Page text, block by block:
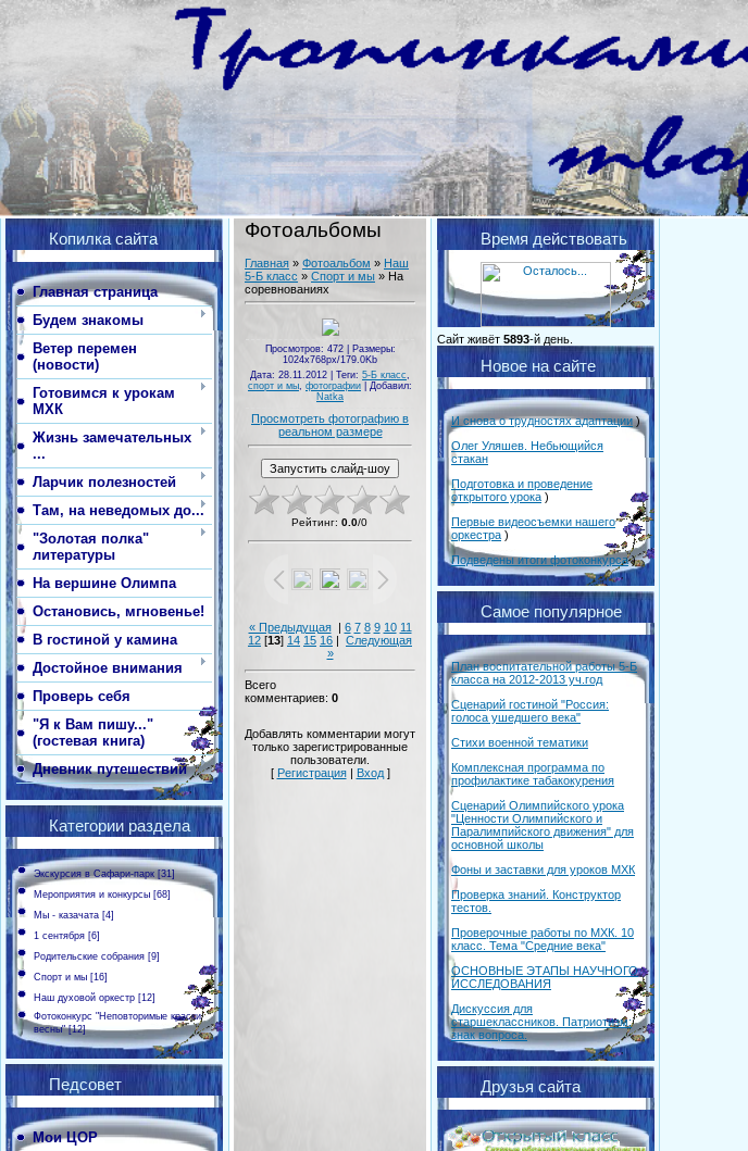
Копилка сайта
Главная страница
Будем знакомы
Ветер перемен
(новости)
Готовимся к урокам
МХК
Жизнь замечательных
...
Ларчик полезностей
Там, на неведомых до...
"Золотая полка"
литературы
На вершине Олимпа
Остановись, мгновенье!
В гостиной у камина
Достойное внимания
Проверь себя
"Я к Вам пишу..."
(гостевая книга)
Дневник путешествий
Категории раздела
Экскурсия в Сафари-парк [31]
Мероприятия и конкурсы [68]
Мы - казачата [4]
1 сентября [6]
Родительские собрания [9]
Спорт и мы [16]
Наш духовой оркестр [12]
Фотоконкурс "Неповторимые краски
весны" [12]
Педсовет
Мои ЦОР
Фотоальбомы
Главная » Фотоальбом » Наш
5-Б класс » Спорт и мы » На
соревнованиях
Просмотров: 472 | Размеры:
1024x768px/179.0Kb
Дата: 28.11.2012 | Теги: 5-Б класс,
спорт и мы, фотографии Добавил:
Natka
Просмотреть фотографию в
реальном размере
Рейтинг: 0.0/0
« Предыдущая| 6 7 8 9 10 11
12 [13] 14 15 16
Следующая
»
Всего
комментариев: 0
Добавлять комментарии могут
только зарегистрированные
пользователи.
[ Регистрация| Вход]
Время действовать
Сайт живёт 5893-й день.
Новое на сайте
И снова о трудностях адаптации)
Олег Уляшев. Небьющийся
стакан
Подготовка и проведение
открытого урока )
Первые видеосъемки нашего
оркестра )
Подведены итоги фотоконкурса)
Самое популярное
План воспитательной работы 5-Б
класса на 2012-2013 уч.год
Сценарий гостиной "Россия:
голоса ушедшего века"
Стихи военной тематики
Комплексная программа по
профилактике табакокурения
Сценарий Олимпийского урока
"Ценности Олимпийского и
Паралимпийского движения" для
основной школы
Фоны и заставки для уроков МХК
Проверка знаний. Конструктор
тестов.
Проверочные работы по МХК. 10
класс. Тема "Средние века"
ОСНОВНЫЕ ЭТАПЫ НАУЧНОГО
ИССЛЕДОВАНИЯ
Дискуссия для
старшеклассников. Патриотизм:
знак вопроса.
Друзья сайта